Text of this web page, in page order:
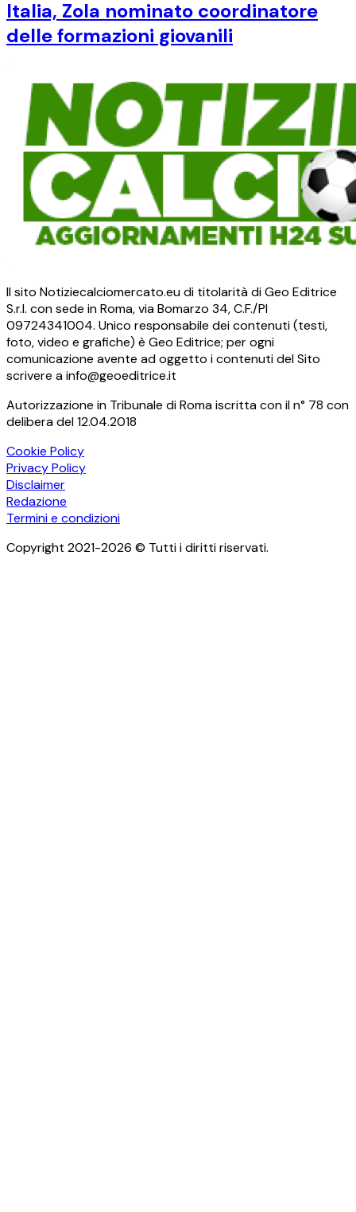
Italia, Zola nominato coordinatore
delle formazioni giovanili
Il sito Notiziecalciomercato.eu di titolarità di Geo Editrice
S.r.l. con sede in Roma, via Bomarzo 34, C.F./PI
09724341004. Unico responsabile dei contenuti (testi,
foto, video e grafiche) è Geo Editrice; per ogni
comunicazione avente ad oggetto i contenuti del Sito
scrivere a info@geoeditrice.it
Autorizzazione in Tribunale di Roma iscritta con il n° 78 con
delibera del 12.04.2018
Cookie Policy
Privacy Policy
Disclaimer
Redazione
Termini e condizioni
Copyright 2021-2026 © Tutti i diritti riservati.